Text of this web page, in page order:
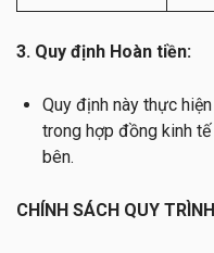
3. Quy định Hoàn tiền:
Quy định này thực
trong hợp đồng kinh
bên.
CHÍNH SÁCH QUY